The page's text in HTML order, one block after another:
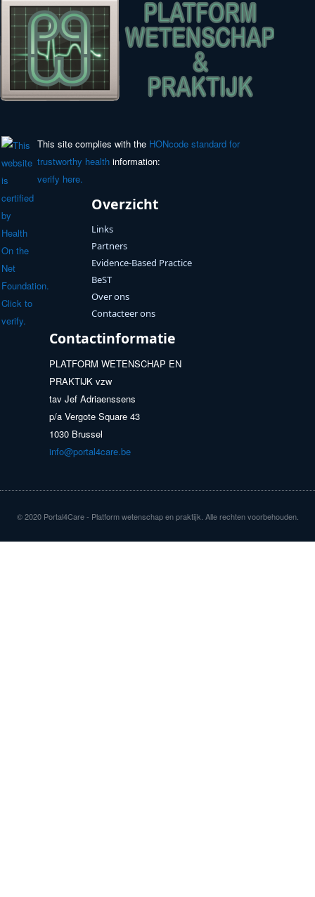
This site complies with the HONcode standard for
trustworthy health information:
verify here.
Overzicht
Links
Partners
Evidence-Based Practice
BeST
Over ons
Contacteer ons
Contactinformatie
PLATFORM WETENSCHAP EN
PRAKTIJK vzw
tav Jef Adriaenssens
p/a Vergote Square 43
1030 Brussel
info@portal4care.be
© 2020 Portal4Care - Platform wetenschap en praktijk. Alle rechten voorbehouden.